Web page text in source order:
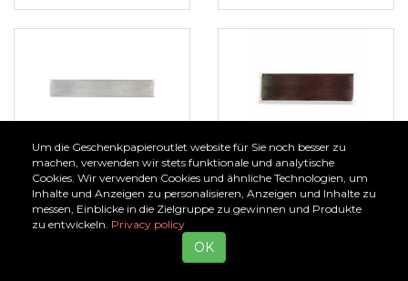
Ab€ 1,00
Organzaband silber
Ab€ 1,00
Organzaband braun
Um die Geschenkpapieroutlet website für Sie noch besser zu
machen, verwenden wir stets funktionale und analytische
Cookies. Wir verwenden Cookies und ähnliche Technologien, um
Inhalte und Anzeigen zu personalisieren, Anzeigen und Inhalte zu
messen, Einblicke in die Zielgruppe zu gewinnen und Produkte
zu entwickeln. Privacy policy
OK